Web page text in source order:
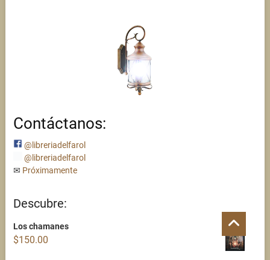
Contáctanos:
@libreriadelfarol
@libreriadelfarol
✉ Próximamente
Descubre:
Los chamanes
$150.00
Go
top